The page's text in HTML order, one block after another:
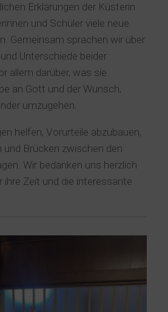
Erklärungen der Küsterin
und Schüler viele neue
Gemeinsam sprachen wir über
Unterschiede beider
allem darüber, was sie
an Gott und der Wunsch,
umzugehen.
helfen, Vorurteile abzubauen,
und Brücken zwischen den
Wir bedanken uns herzlich
ihre Zeit und die interessante